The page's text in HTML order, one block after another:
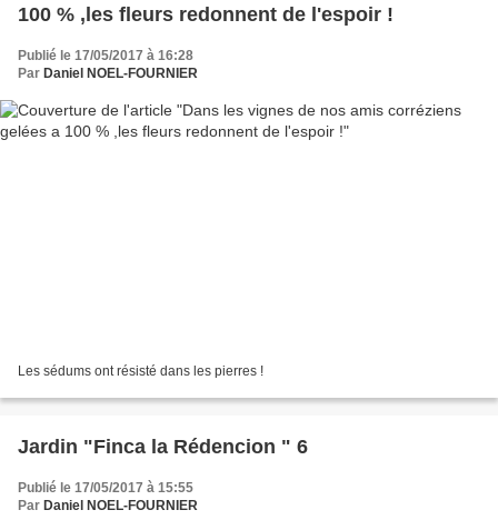
100 % ,les fleurs redonnent de l'espoir !
Publié le 17/05/2017 à 16:28
Par Daniel NOEL-FOURNIER
Les sédums ont résisté dans les pierres !
Jardin "Finca la Rédencion " 6
Publié le 17/05/2017 à 15:55
Par Daniel NOEL-FOURNIER